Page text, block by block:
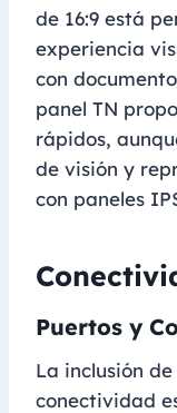
de 16:9 está
experiencia
con
panel TN
rápidos,
de visión y
con paneles
Puertos y
La inclusión
conectividad